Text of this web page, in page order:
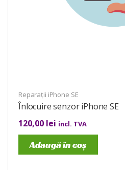
Reparații iPhone SE
Înlocuire senzor iPhone SE
120,00 lei incl. TVA
Adaugă în coș